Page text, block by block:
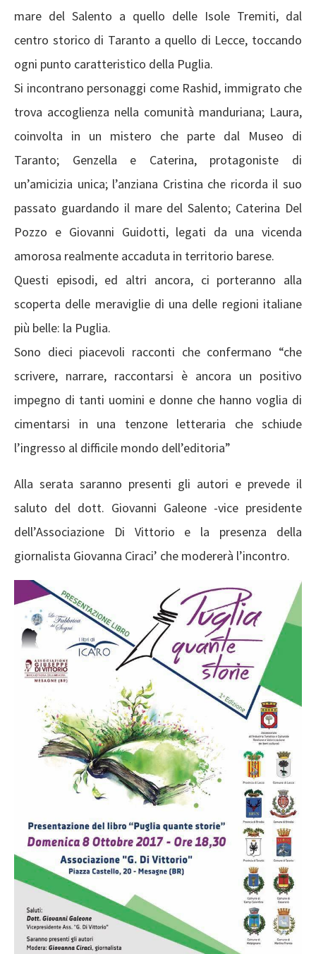
mare del Salento a quello delle Isole Tremiti, dal
centro storico di Taranto a quello di Lecce, toccando
ogni punto caratteristico della Puglia.
Si incontrano personaggi come Rashid, immigrato che
trova accoglienza nella comunità manduriana; Laura,
coinvolta in un mistero che parte dal Museo di
Taranto; Genzella e Caterina, protagoniste di
un’amicizia unica; l’anziana Cristina che ricorda il suo
passato guardando il mare del Salento; Caterina Del
Pozzo e Giovanni Guidotti, legati da una vicenda
amorosa realmente accaduta in territorio barese.
Questi episodi, ed altri ancora, ci porteranno alla
scoperta delle meraviglie di una delle regioni italiane
più belle: la Puglia.
Sono dieci piacevoli racconti che confermano “che
scrivere, narrare, raccontarsi è ancora un positivo
impegno di tanti uomini e donne che hanno voglia di
cimentarsi in una tenzone letteraria che schiude
l’ingresso al difficile mondo dell’editoria”
Alla serata saranno presenti gli autori e prevede il
saluto del dott. Giovanni Galeone -vice presidente
dell’Associazione Di Vittorio e la presenza della
giornalista Giovanna Ciraci’ che modererà l’incontro.